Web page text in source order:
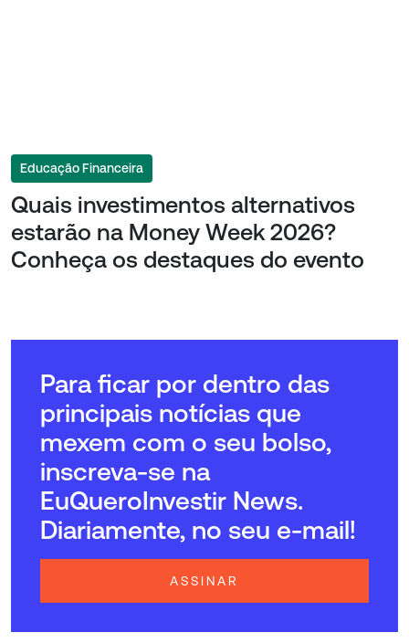
Educação Financeira
Quais investimentos alternativos
estarão na Money Week 2026?
Conheça os destaques do evento
Para ficar por dentro das
principais notícias que
mexem com o seu bolso,
inscreva-se na
EuQueroInvestir News.
Diariamente, no seu e-mail!
ASSINAR